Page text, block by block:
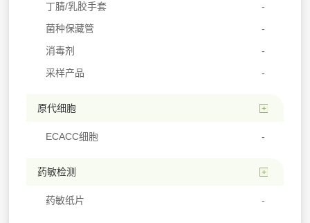
丁腈/乳胶手套
菌种保藏管
消毒剂
采样产品
原代细胞
ECACC细胞
药敏检测
药敏纸片